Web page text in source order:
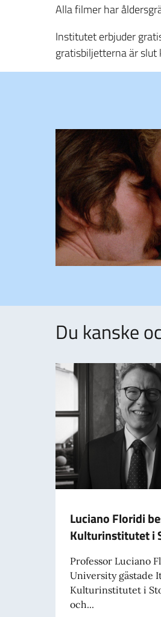
Alla filmer har
Institutet erbjuder
gratisbiljetterna är slut
Du kanske
Luciano Floridi
Kulturinstitutet i
Professor Luciano
University gästade
Kulturinstitutet i
och...